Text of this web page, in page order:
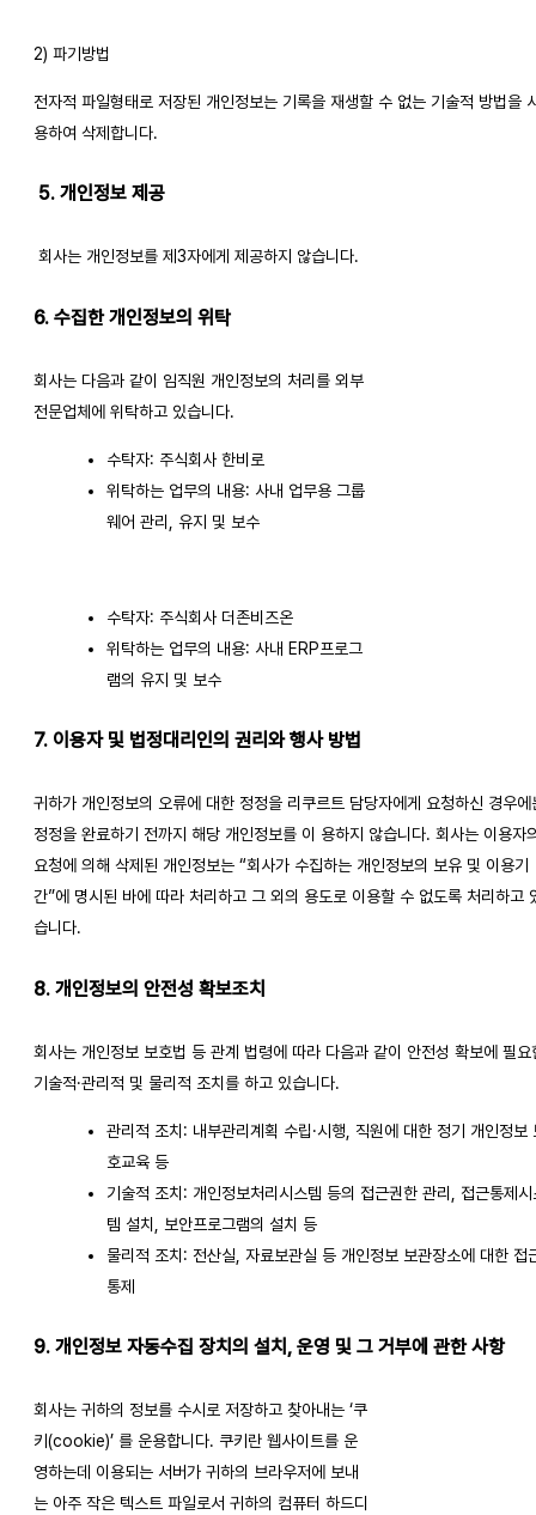
2) 파기방법
전자적 파일형태로 저장된 개인정보는 기록을 재생할 수 없는 기술적 방법을
용하여 삭제합니다.
5. 개인정보 제공
회사는 개인정보를 제3자에게 제공하지 않습니다.
6. 수집한 개인정보의 위탁
회사는 다음과 같이 임직원 개인정보의 처리를 외부
전문업체에 위탁하고 있습니다.
수탁자: 주식회사 한비로
위탁하는 업무의 내용: 사내 업무용 그룹
웨어 관리, 유지 및 보수
수탁자: 주식회사 더존비즈온
위탁하는 업무의 내용: 사내 ERP프로그
램의 유지 및 보수
7. 이용자 및 법정대리인의 권리와 행사 방법
귀하가 개인정보의 오류에 대한 정정을 리쿠르트 담당자에게 요청하신 경우에
정정을 완료하기 전까지 해당 개인정보를 이 용하지 않습니다. 회사는 이용자
요청에 의해 삭제된 개인정보는 “회사가 수집하는 개인정보의 보유 및 이용기
간”에 명시된 바에 따라 처리하고 그 외의 용도로 이용할 수 없도록 처리하고
습니다.
8. 개인정보의 안전성 확보조치
회사는 개인정보 보호법 등 관계 법령에 따라 다음과 같이 안전성 확보에 필요
기술적·관리적 및 물리적 조치를 하고 있습니다.
관리적 조치: 내부관리계획 수립·시행, 직원에 대한 정기 개인정보
호교육 등
기술적 조치: 개인정보처리시스템 등의 접근권한 관리, 접근통제시
템 설치, 보안프로그램의 설치 등
물리적 조치: 전산실, 자료보관실 등 개인정보 보관장소에 대한 접
통제
9. 개인정보 자동수집 장치의 설치, 운영 및 그 거부에 관한 사항
회사는 귀하의 정보를 수시로 저장하고 찾아내는 ‘쿠
키(cookie)’ 를 운용합니다. 쿠키란 웹사이트를 운
영하는데 이용되는 서버가 귀하의 브라우저에 보내
는 아주 작은 텍스트 파일로서 귀하의 컴퓨터 하드디